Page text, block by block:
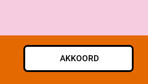
AKKOORD